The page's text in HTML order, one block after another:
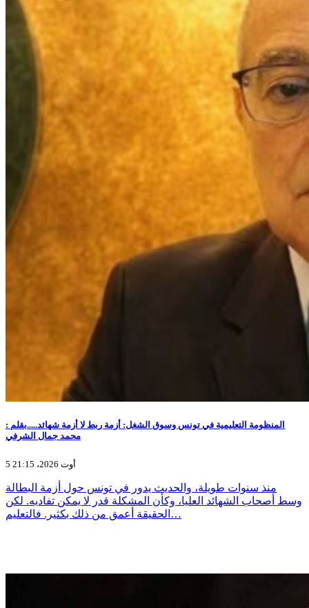
المنظومة التعليمية في تونس وسوق الشغل: أزمة ربط لا أزمة شهائد.....بقلم :
محمد جمال الشرفي
5 أوت 2026، 21:15
منذ سنوات طويلة، والحديث يدور في تونس حول أزمة البطالة
وسط أصحاب الشهائد العليا، وكأن المشكلة قدر لا يمكن تفاديه. لكن
الحقيقة أعمق من ذلك بكثير. فالتعليم…